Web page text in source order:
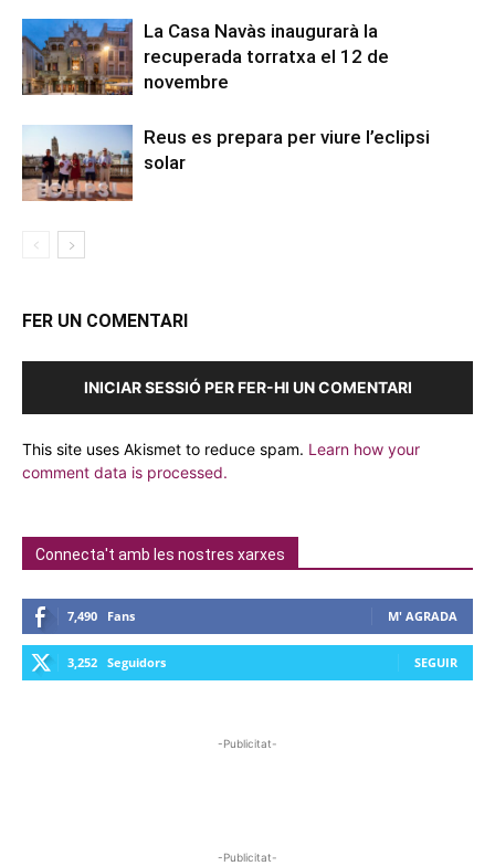
La Casa Navàs inaugurarà la
recuperada torratxa el 12 de
novembre
Reus es prepara per viure l’eclipsi
solar
FER UN COMENTARI
INICIAR SESSIÓ PER FER-HI UN COMENTARI
This site uses Akismet to reduce spam. Learn how your
comment data is processed.
Connecta't amb les nostres xarxes
7,490 Fans M' AGRADA
3,252 Seguidors SEGUIR
-Publicitat-
-Publicitat-